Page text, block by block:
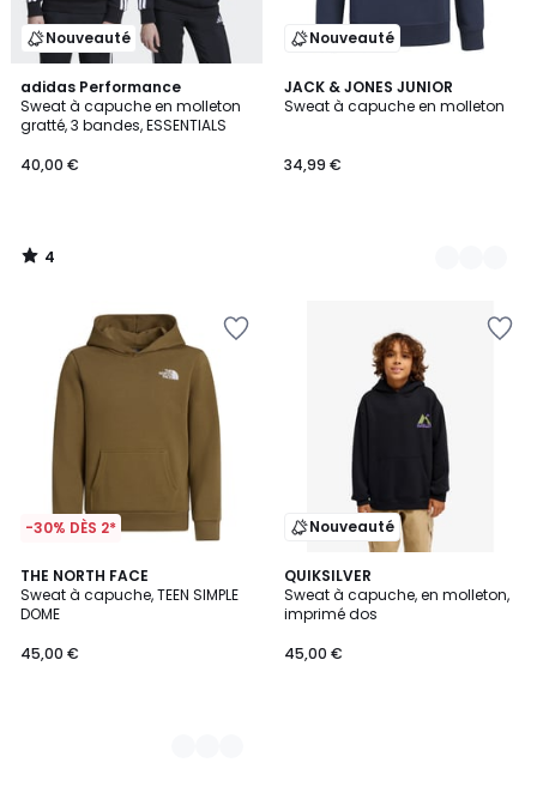
Nouveauté
adidas Performance
Sweat à capuche en molleton
gratté, 3 bandes, ESSENTIALS
40,00 €
4
/
5
4
/
Nouveauté
JACK & JONES JUNIOR
Sweat à capuche en molleton
34,99 €
3
Couleurs
-30% DÈS 2*
THE NORTH FACE
Sweat à capuche, TEEN SIMPLE
DOME
45,00 €
2
Couleurs
Nouveauté
QUIKSILVER
Sweat à capuche, en molleton,
imprimé dos
45,00 €